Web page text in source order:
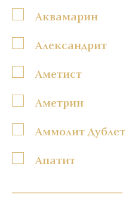
Аквамарин
Александрит
Аметист
Аметрин
Аммолит Дублет
Апатит